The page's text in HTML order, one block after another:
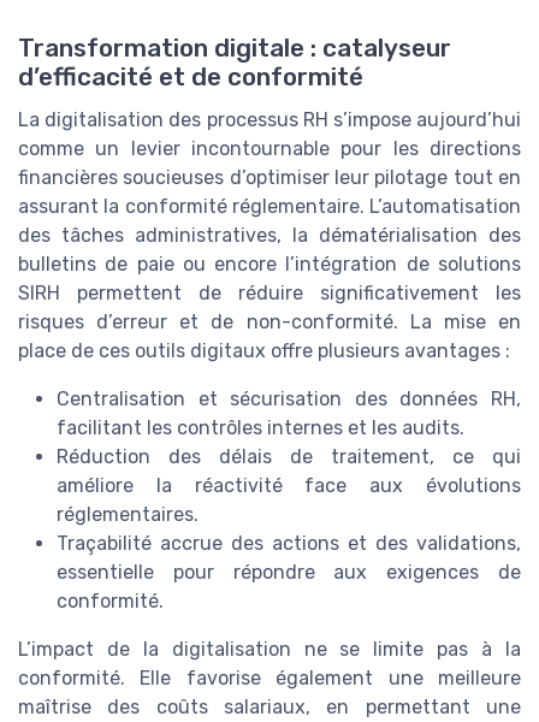
Transformation digitale : catalyseur
d’efficacité et de conformité
La digitalisation des processus RH s’impose aujourd’hui
comme un levier incontournable pour les directions
financières soucieuses d’optimiser leur pilotage tout en
assurant la conformité réglementaire. L’automatisation
des tâches administratives, la dématérialisation des
bulletins de paie ou encore l’intégration de solutions
SIRH permettent de réduire significativement les
risques d’erreur et de non-conformité. La mise en
place de ces outils digitaux offre plusieurs avantages :
Centralisation et sécurisation des données RH,
facilitant les contrôles internes et les audits.
Réduction des délais de traitement, ce qui
améliore la réactivité face aux évolutions
réglementaires.
Traçabilité accrue des actions et des validations,
essentielle pour répondre aux exigences de
conformité.
L’impact de la digitalisation ne se limite pas à la
conformité. Elle favorise également une meilleure
maîtrise des coûts salariaux, en permettant une